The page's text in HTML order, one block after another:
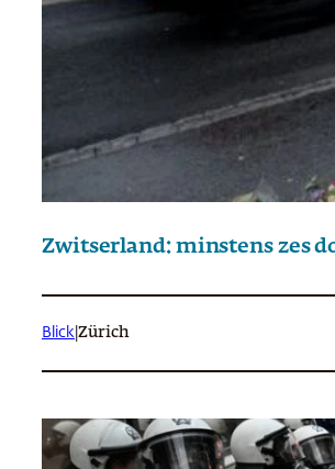
Zwitserland: minstens zes
Blick Zürich